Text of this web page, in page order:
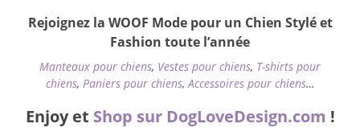
Rejoignez la WOOF Mode pour un Chien Stylé et
Fashion toute l’année
Manteaux pour chiens, Vestes pour chiens, T-shirts pour
chiens, Paniers pour chiens,Accessoires pour chiens…
Enjoy et Shop sur DogLoveDesign.com !